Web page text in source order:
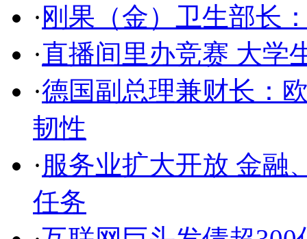
· 刚果（金）卫生部长
·直播间里办竞赛 大学
·德国副总理兼财长：
韧性
·服务业扩大开放 金融
任务